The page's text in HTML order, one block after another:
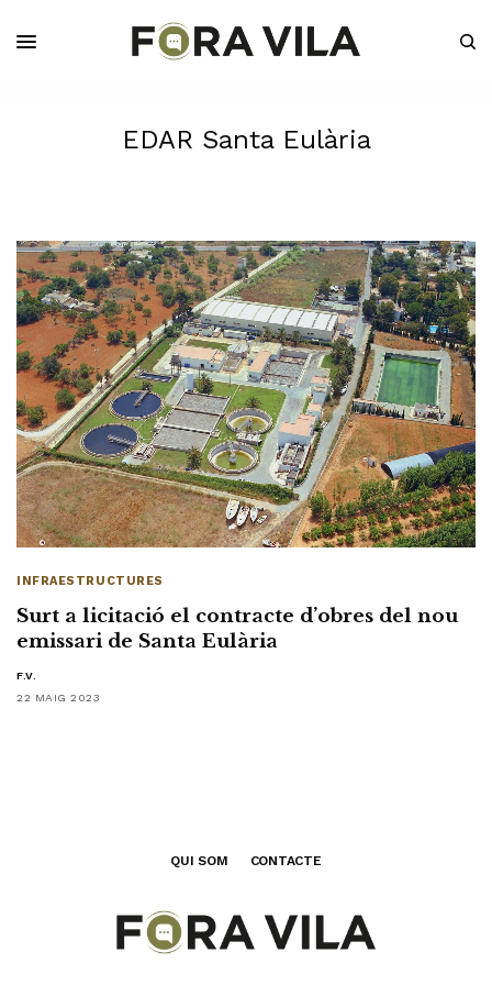
EDAR Santa Eulària
INFRAESTRUCTURES
Surt a licitació el contracte d’obres del nou
emissari de Santa Eulària
F.V.
22 MAIG 2023
QUI SOM CONTACTE